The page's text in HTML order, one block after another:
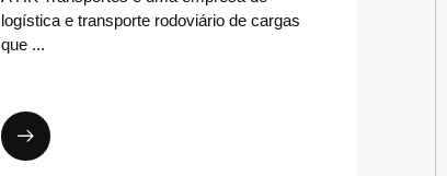
logística e transporte rodoviário de cargas
que ...